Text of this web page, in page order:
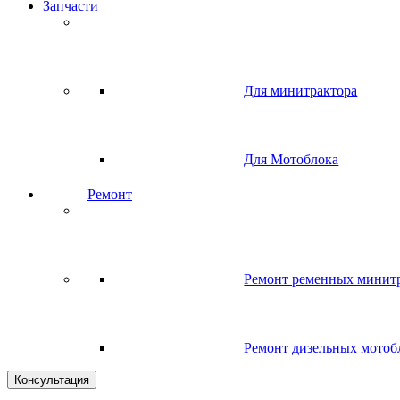
Запчасти
Для минитрактора
Для Мотоблока
Ремонт
Ремонт ременных
Ремонт дизельных
Консультация